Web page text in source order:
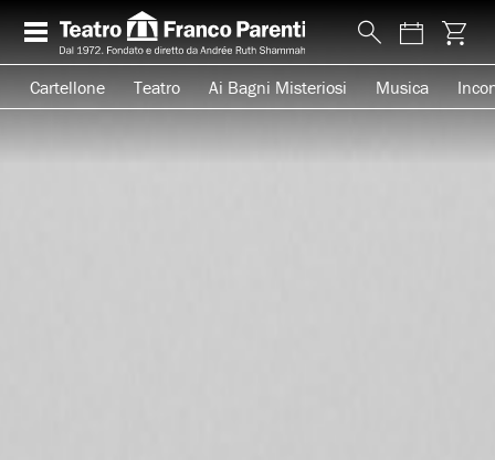
Cartellone Teatro Ai Bagni Misteriosi Musica